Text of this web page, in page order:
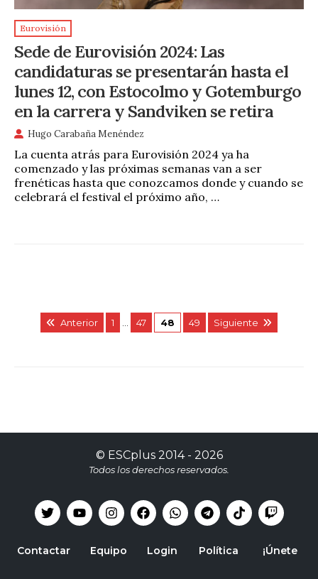
Eurovisión
Sede de Eurovisión 2024: Las
candidaturas se presentarán hasta el
lunes 12, con Estocolmo y Gotemburgo
en la carrera y Sandviken se retira
Hugo Carabaña Menéndez
La cuenta atrás para Eurovisión 2024 ya ha
comenzado y las próximas semanas van a ser
frenéticas hasta que conozcamos donde y cuando se
celebrará el festival el próximo año, …
Anterior 1 47 48 49 Siguiente
© ESCplus2014 - 2026
Todos los derechos reservados.
Contactar Equipo Login Política ¡Únete